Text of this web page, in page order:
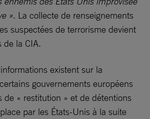
». La collecte de renseignements
suspectées de terrorisme devient
de la CIA.
existent sur la
gouvernements européens
de « restitution » et de détentions
par les États-Unis à la suite